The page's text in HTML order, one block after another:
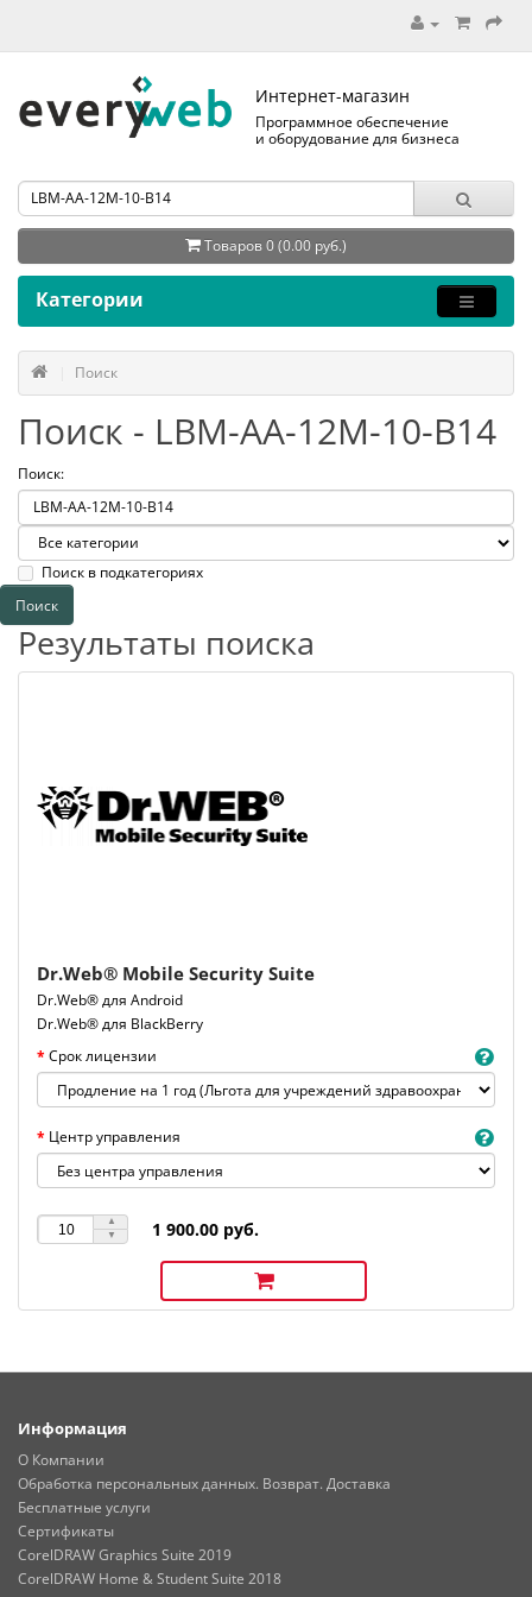
Интернет-магазин
Программное обеспечение
и оборудование для бизнеса
Товаров 0 (0.00 руб.)
Категории
Поиск
Поиск - LBM-AA-12M-10-B14
Поиск:
Поиск в подкатегориях
Результаты поиска
Dr.Web® Mobile Security Suite
Dr.Web® для Android
Dr.Web® для BlackBerry
Срок лицензии
Центр управления
1 900.00 руб.
Информация
О Компании
Обработка персональных данных. Возврат. Доставка
Бесплатные услуги
Сертификаты
CorelDRAW Graphics Suite 2019
CorelDRAW Home & Student Suite 2018